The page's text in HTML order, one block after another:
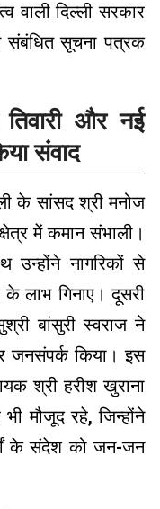
वाली दिल्ली सरकार
संबंधित सूचना पत्रक
तिवारी और नई
संवाद
के सांसद श्री मनोज
में कमान संभाली।
उन्होंने नागरिकों से
लाभ गिनाए। दूसरी
बांसुरी स्वराज ने
जनसंपर्क किया। इस
श्री हरीश खुराना
मौजूद रहे, जिन्होंने
के संदेश को जन-जन